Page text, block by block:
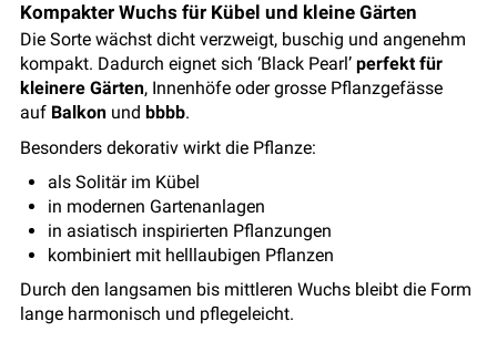
Kompakter Wuchs für Kübel und kleine Gärten
Die Sorte wächst dicht verzweigt, buschig und angenehm
kompakt. Dadurch eignet sich ‘Black Pearl’ perfekt für
kleinere Gärten, Innenhöfe oder grosse Pflanzgefässe
auf Balkon und bbbb.
Besonders dekorativ wirkt die Pflanze:
als Solitär im Kübel
in modernen Gartenanlagen
in asiatisch inspirierten Pflanzungen
kombiniert mit helllaubigen Pflanzen
Durch den langsamen bis mittleren Wuchs bleibt die Form
lange harmonisch und pflegeleicht.